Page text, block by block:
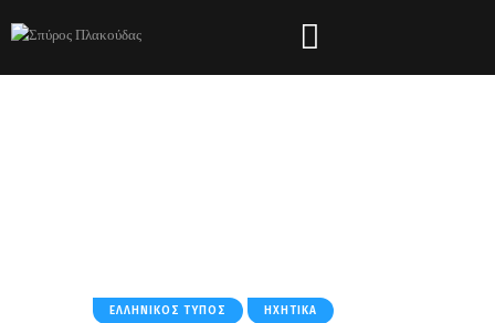
ΕΛΛΗΝΙΚΌΣ ΤΎΠΟΣ ΗΧΗΤΙΚΆ